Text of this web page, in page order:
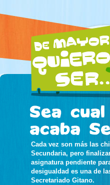
Cada vez son más las
Secundaria, pero
asignatura pendiente
desigualdad es una de
Secretariado Gitano.